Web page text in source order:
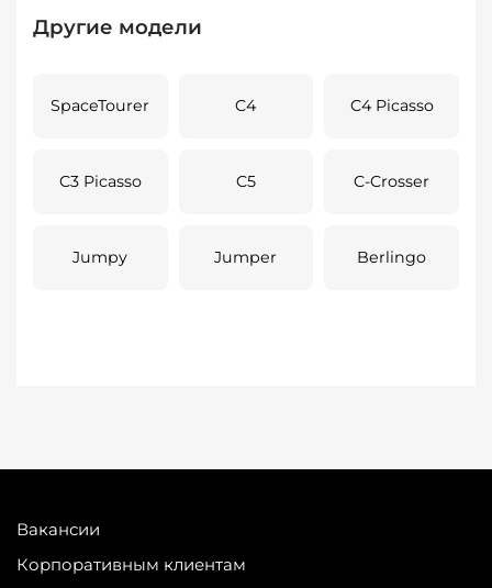
Другие модели
SpaceTourer C4 C4 Picasso
C3 Picasso C5 C-Crosser
Jumpy Jumper Berlingo
Вакансии
Корпоративным клиентам